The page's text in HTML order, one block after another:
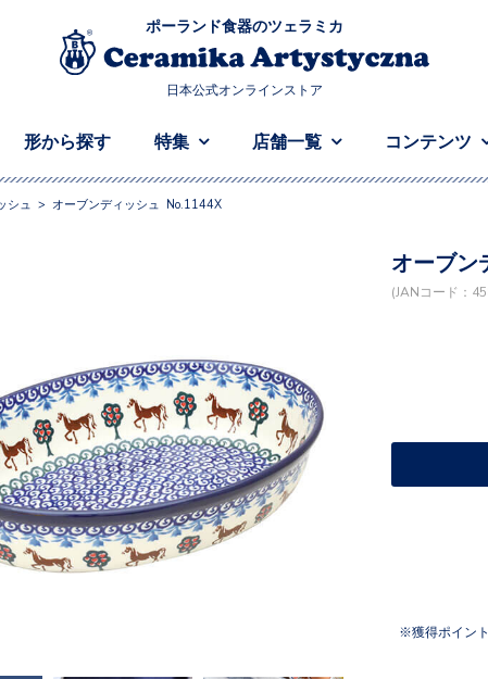
ポーランド食器のツェラミカ
日本公式オンラインストア
形から探す 特集 店舗一覧 コンテンツ
シュ > オーブンディッシュ No.1144X
オーブン
(JANコード：
獲得ポイン